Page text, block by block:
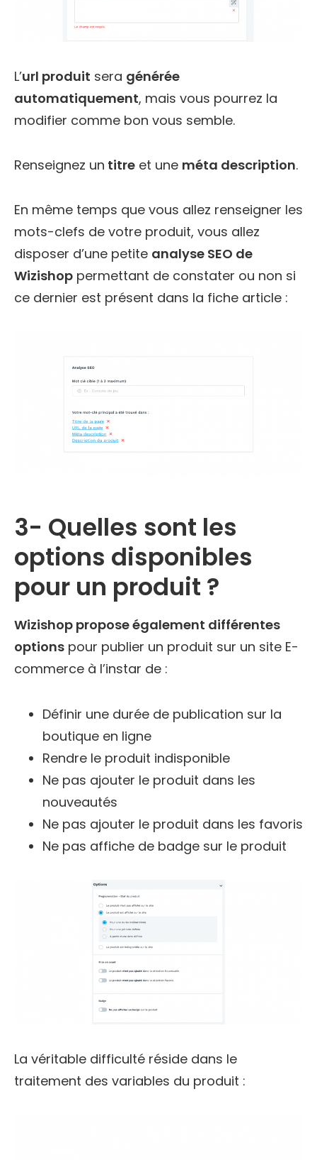
L’url produit sera générée
automatiquement, mais vous pourrez la
modifier comme bon vous semble.
Renseignez un titre et une méta description.
En même temps que vous allez renseigner les
mots-clefs de votre produit, vous allez
disposer d’une petite analyse SEO de
Wizishop permettant de constater ou non si
ce dernier est présent dans la fiche article :
3- Quelles sont les
options disponibles
pour un produit ?
Wizishop propose également différentes
options pour publier un produit sur un site E-
commerce à l’instar de :
Définir une durée de publication sur la
boutique en ligne
Rendre le produit indisponible
Ne pas ajouter le produit dans les
nouveautés
Ne pas ajouter le produit dans les favoris
Ne pas affiche de badge sur le produit
La véritable difficulté réside dans le
traitement des variables du produit :